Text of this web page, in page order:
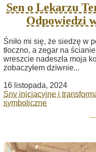
Sen o Lekarzu
Odpowiedzi
Śniło mi się, że siedzę w
tłoczno, a zegar na
wreszcie nadeszła moja
zobaczyłem dziwnie...
16 listopada, 2024
Sny inicjacyjne i
symboliczne